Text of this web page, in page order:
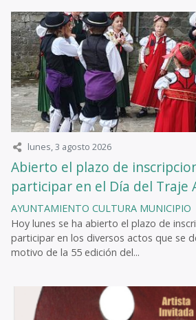
lunes, 3 agosto 2026
Abierto el plazo de
participar en el Día del Traje
AYUNTAMIENTO CULTURA MUNICIPIO
Hoy lunes se ha abierto el plazo de
participar en los diversos actos que se
motivo de la 55 edición del...